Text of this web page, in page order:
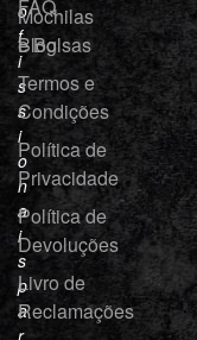
o
f
i
s
s
i
o
n
a
i
s
p
a
r
Mochilas
e Bolsas
FAQ
Blog
Termos e
Condições
Política de
Privacidade
Política de
Devoluções
Livro de
Reclamações